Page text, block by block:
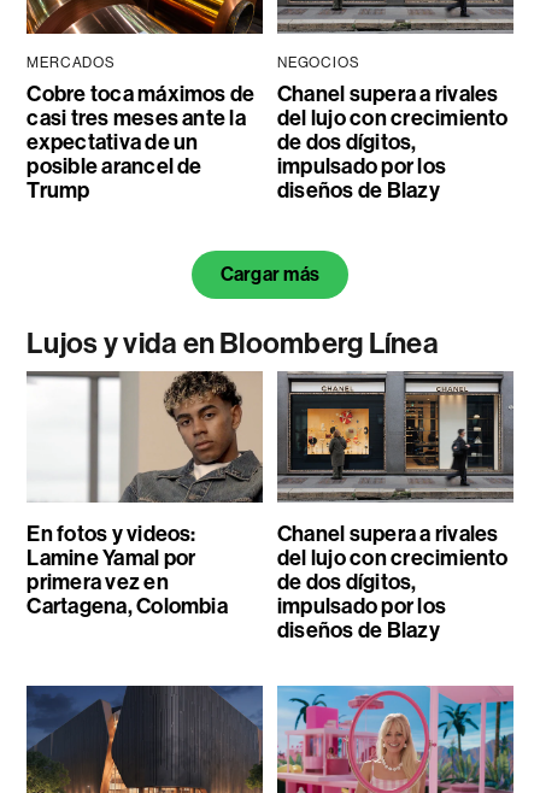
MERCADOS
Cobre toca máximos de
casi tres meses ante la
expectativa de un
posible arancel de
Trump
NEGOCIOS
Chanel supera a rivales
del lujo con crecimiento
de dos dígitos,
impulsado por los
diseños de Blazy
Cargar más
Lujos y vida en Bloomberg Línea
En fotos y videos:
Lamine Yamal por
primera vez en
Cartagena, Colombia
Chanel supera a rivales
del lujo con crecimiento
de dos dígitos,
impulsado por los
diseños de Blazy